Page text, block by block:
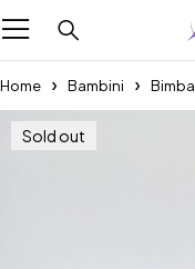
Home Bambini Bimba
Sold out